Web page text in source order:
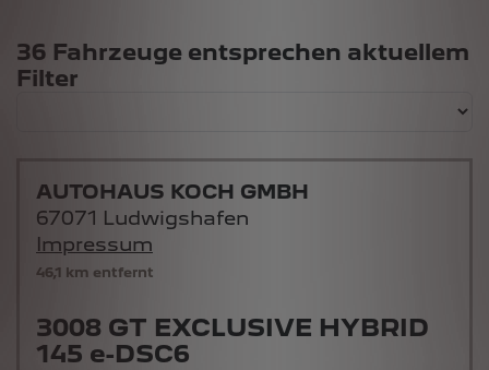
Suchergebnisse
36 Fahrzeuge entsprechen aktuellem
Filter
46,1 km entfernt
3008 GT EXCLUSIVE HYBRID
145 e-DSC6
AUTOHAUS KOCH GMBH
67071 Ludwigshafen
Impressum